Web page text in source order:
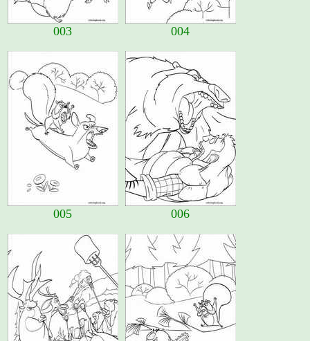
003 004
005 006